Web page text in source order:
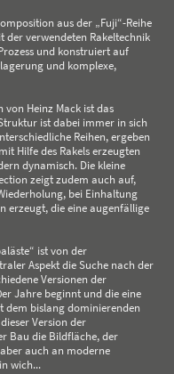
aus der „Fuji“-Reihe
der verwendeten Rakeltechnik
und konstruiert auf
und komplexe,
von Heinz Mack ist das
ist dabei immer in sich
Reihen, ergeben
Hilfe des Rakels erzeugten
dynamisch. Die kleine
zeigt zudem auch auf,
bei Einhaltung
erzeugt, die eine augenfällige
ist von der
Aspekt die Suche nach der
Versionen der
Jahre beginnt und die eine
dem bislang dominierenden
Version der
Bau die Bildfläche, der
auch an moderne
wich...